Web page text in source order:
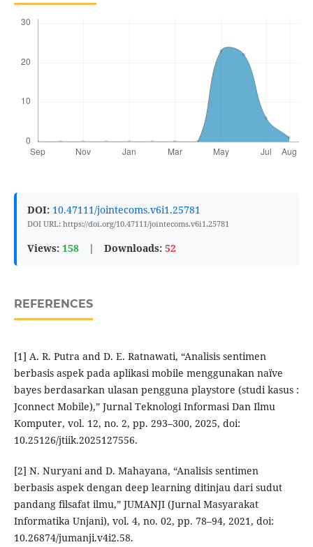
DOI: 10.47111/jointecoms.v6i1.25781
DOI URL: https://doi.org/10.47111/jointecoms.v6i1.25781
Views: 158 | Downloads: 52
REFERENCES
[1] A. R. Putra and D. E. Ratnawati, “Analisis sentimen
berbasis aspek pada aplikasi mobile menggunakan naïve
bayes berdasarkan ulasan pengguna playstore (studi kasus :
Jconnect Mobile),” Jurnal Teknologi Informasi Dan Ilmu
Komputer, vol. 12, no. 2, pp. 293–300, 2025, doi:
10.25126/jtiik.2025127556.
[2] N. Nuryani and D. Mahayana, “Analisis sentimen
berbasis aspek dengan deep learning ditinjau dari sudut
pandang filsafat ilmu,” JUMANJI (Jurnal Masyarakat
Informatika Unjani), vol. 4, no. 02, pp. 78–94, 2021, doi:
10.26874/jumanji.v4i2.58.